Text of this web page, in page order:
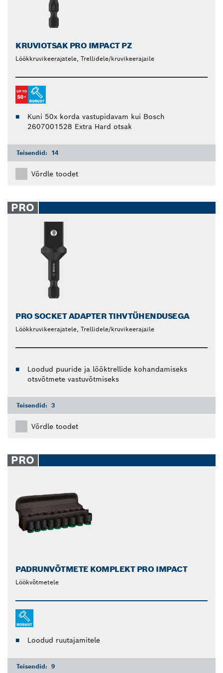
KRUVIOTSAK PRO IMPACT PZ
Löökkruvikeerajatele, Trellidele/kruvikeerajaile
Kuni 50x korda vastupidavam kui Bosch
2607001528 Extra Hard otsak
Teisendid: 14
Võrdle toodet
PRO
PRO SOCKET ADAPTER TIHVTÜHENDUSEGA
Löökkruvikeerajatele, Trellidele/kruvikeerajaile
Loodud puuride ja lööktrellide kohandamiseks
otsvõtmete vastuvõtmiseks
Teisendid: 3
Võrdle toodet
PRO
PADRUNVÕTMETE KOMPLEKT PRO IMPACT
Löökvõtmetele
Loodud ruutajamitele
Teisendid: 9